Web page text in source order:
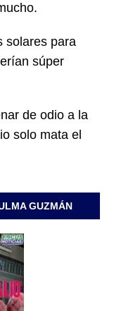
solares para
súper
de odio a la
solo mata el
GUZMÁN